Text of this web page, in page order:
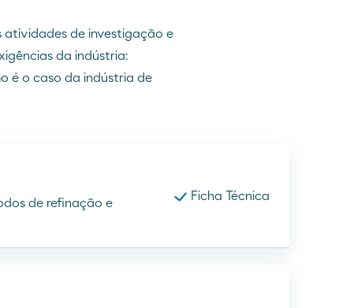
atividades de investigação e
da indústria:
é o caso da indústria de
de refinação e
Ficha Técnica